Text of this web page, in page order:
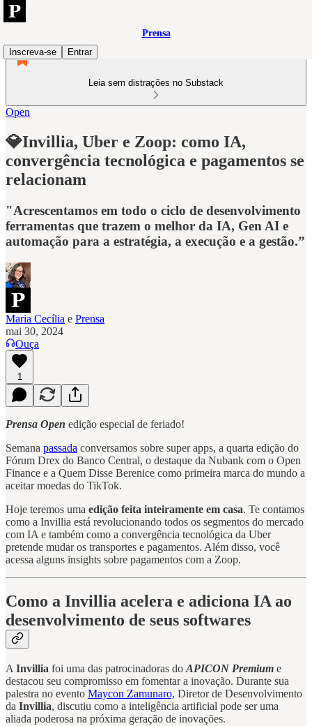
Prensa
Inscreva-se
Entrar
Leia sem distrações no Substack
Open
💎Invillia, Uber e Zoop: como IA,
convergência tecnológica e pagamentos se
relacionam
"Acrescentamos em todo o ciclo de desenvolvimento
ferramentas que trazem o melhor da IA, Gen AI e
automação para a estratégia, a execução e a gestão.”
Maria Cecília e Prensa
mai 30, 2024
Ouça
1
Prensa Open edição especial de feriado!
Semana passada conversamos sobre super apps, a quarta edição do
Fórum Drex do Banco Central, o destaque da Nubank com o Open
Finance e a Quem Disse Berenice como primeira marca do mundo a
aceitar moedas do TikTok.
Hoje teremos uma edição feita inteiramente em casa. Te contamos
como a Invillia está revolucionando todos os segmentos do mercado
com IA e também como a convergência tecnológica da Uber
pretende mudar os transportes e pagamentos. Além disso, você
acessa alguns insights sobre pagamentos com a Zoop.
Como a Invillia acelera e adiciona IA ao
desenvolvimento de seus softwares
A Invillia foi uma das patrocinadoras do APICON Premium e
destacou seu compromisso em fomentar a inovação. Durante sua
palestra no evento Maycon Zamunaro, Diretor de Desenvolvimento
da Invillia, discutiu como a inteligência artificial pode ser uma
aliada poderosa na próxima geração de inovações.